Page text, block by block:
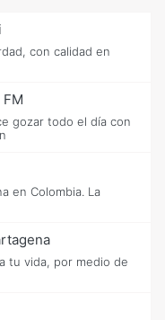
con calidad en
gozar todo el día con
en Colombia. La
tu vida, por medio de